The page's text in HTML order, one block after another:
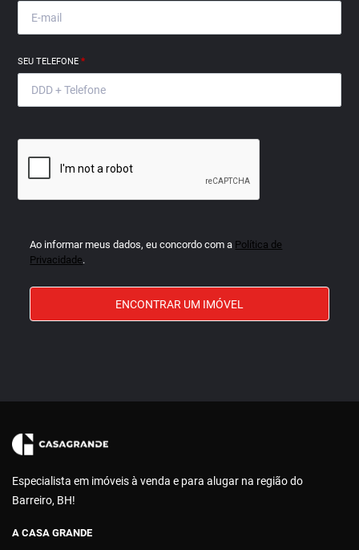
SEU TELEFONE*
Ao informar meus dados, eu concordo com a Política de
Privacidade.
ENCONTRAR UM IMÓVEL
Especialista em imóveis à venda e para alugar na região do
Barreiro, BH!
A CASA GRANDE